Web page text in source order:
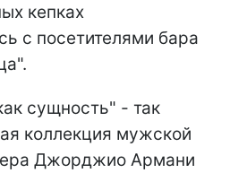
кепках
с посетителями бара
сущность" - так
коллекция мужской
Джорджио Армани